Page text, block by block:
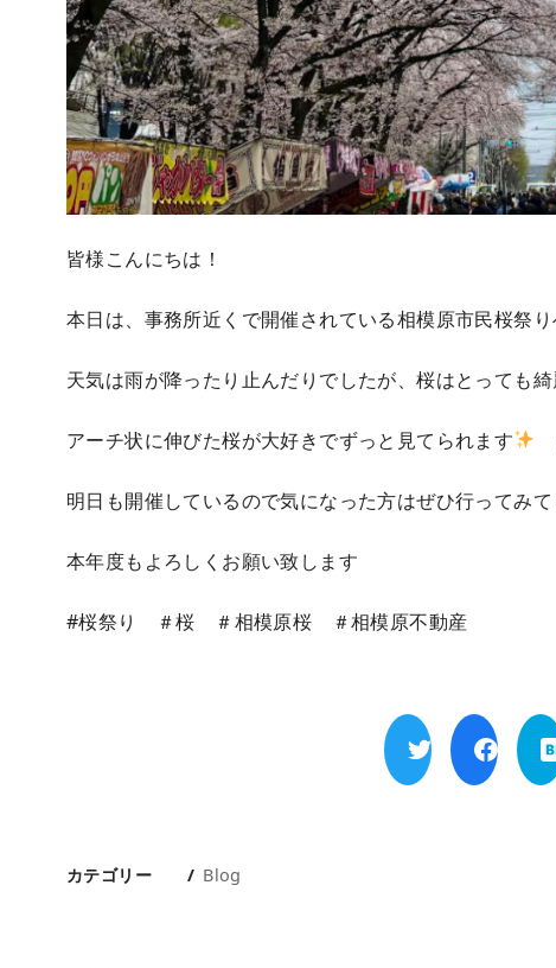
皆様こんにちは！
本日は、事務所近くで開催されている相模原市民桜祭
天気は雨が降ったり止んだりでしたが、桜はとっても
アーチ状に伸びた桜が大好きでずっと見てられます
明日も開催しているので気になった方はぜひ行ってみ
本年度もよろしくお願い致します
#桜祭り ＃桜 ＃相模原桜 ＃相模原不動産
カテゴリー Blog